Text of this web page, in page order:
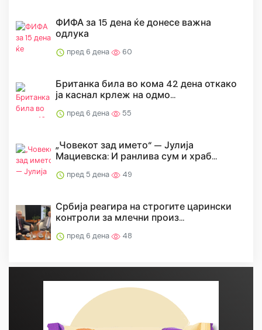
ФИФА за 15 дена ќе донесе важна
одлука
пред 6 дена 60
Британка била во кома 42 дена откако
ја каснал крлеж на одмо...
пред 6 дена 55
„Човекот зад името“ — Јулија
Мациевска: И ранлива сум и храб...
пред 5 дена 49
Србија реагира на строгите царински
контроли за млечни произ...
пред 6 дена 48